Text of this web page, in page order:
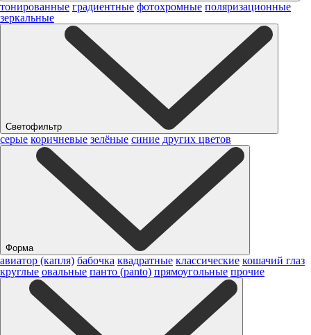
тонированные градиентные фотохромные поляризационные
зеркальные
Светофильтр
серые коричневые зелёные синие других цветов
Форма
авиатор (капля) бабочка квадратные классические кошачий глаз
круглые овальные панто (panto) прямоугольные прочие